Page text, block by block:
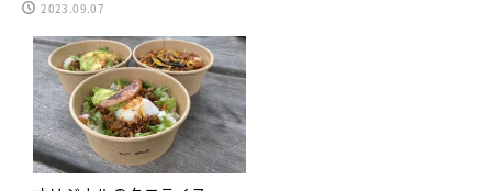
2023.09.07